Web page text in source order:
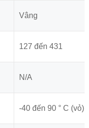
Vâng
127 đến 431
N/A
-40 đến 90 ° C (vỏ)